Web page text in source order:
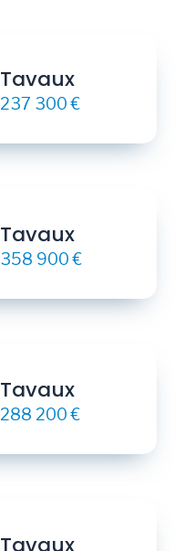
Tavaux
237 300 €
Tavaux
358 900 €
Tavaux
288 200 €
Tavaux